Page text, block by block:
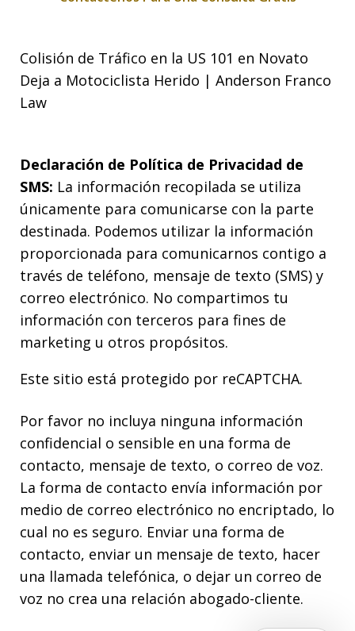
Colisión de Tráfico en la US 101 en Novato
Deja a Motociclista Herido | Anderson Franco
Law
Declaración de Política de Privacidad de
SMS: La información recopilada se utiliza
únicamente para comunicarse con la parte
destinada. Podemos utilizar la información
proporcionada para comunicarnos contigo a
través de teléfono, mensaje de texto (SMS) y
correo electrónico. No compartimos tu
información con terceros para fines de
marketing u otros propósitos.
Este sitio está protegido por reCAPTCHA.
Por favor no incluya ninguna información
confidencial o sensible en una forma de
contacto, mensaje de texto, o correo de voz.
La forma de contacto envía información por
medio de correo electrónico no encriptado, lo
cual no es seguro. Enviar una forma de
contacto, enviar un mensaje de texto, hacer
una llamada telefónica, o dejar un correo de
voz no crea una relación abogado-cliente.